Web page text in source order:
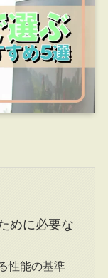
めに必要な
性能の基準